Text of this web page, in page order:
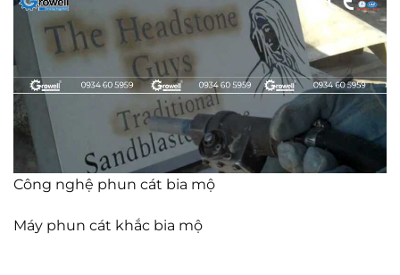
Công nghệ phun cát bia mộ
Máy phun cát khắc bia mộ